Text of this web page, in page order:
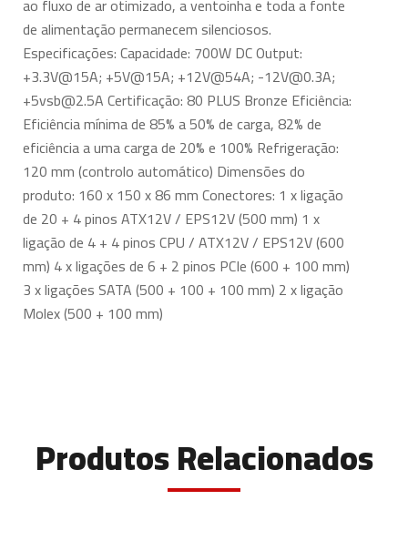
ao fluxo de ar otimizado, a ventoinha e toda a fonte
de alimentação permanecem silenciosos.
Especificações: Capacidade: 700W DC Output:
+3.3V@15A; +5V@15A; +12V@54A; -12V@0.3A;
+5vsb@2.5ACertificação: 80 PLUS Bronze Eficiência:
Eficiência mínima de 85% a 50% de carga, 82% de
eficiência a uma carga de 20% e 100% Refrigeração:
120 mm (controlo automático) Dimensões do
produto: 160 x 150 x 86 mm Conectores: 1 x ligação
de 20 + 4 pinos ATX12V / EPS12V (500 mm) 1 x
ligação de 4 + 4 pinos CPU / ATX12V / EPS12V (600
mm) 4 x ligações de 6 + 2 pinos PCIe (600 + 100 mm)
3 x ligações SATA (500 + 100 + 100 mm) 2 x ligação
Molex (500 + 100 mm)
Produtos Relacionados